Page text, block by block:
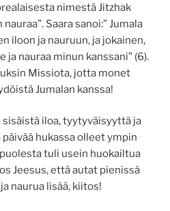
nimestä Jitzhak
iloon ja nauruun, ja jokainen,
ja nauraa minun kanssani” (6).
Missiota, jotta monet
Jumalan kanssa!
iloa, tyytyväisyyttä ja
hukassa olleet ympin
tuli usein huokailtua
Jeesus, että autat pienissä
naurua lisää, kiitos!